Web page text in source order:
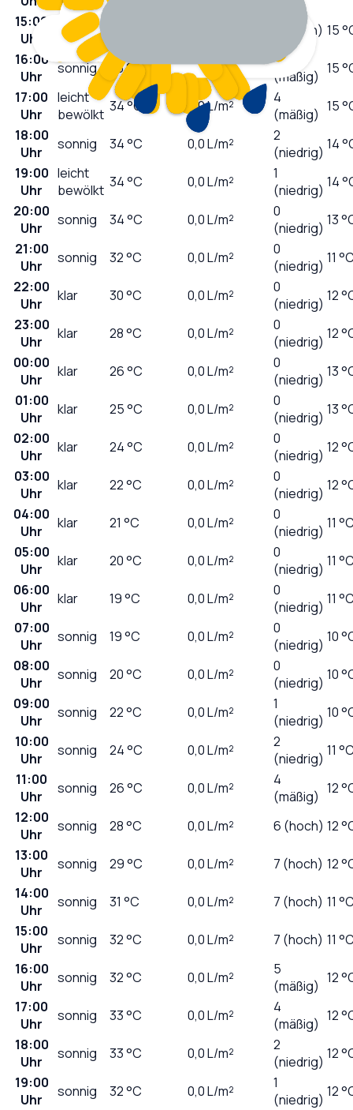
15:00
Uhr
sonnig 7 (hoch) 15
16:00
Uhr
sonnig 33°C 0,0L/m²
5
(mäßig) 15
17:00
Uhr
leicht
bewölkt 34°C 0,0L/m²
4
(mäßig) 15
18:00
Uhr
sonnig 34°C 0,0L/m²
2
(niedrig) 14
19:00
Uhr
leicht
bewölkt 34°C 0,0L/m²
1
(niedrig) 14
20:00
Uhr
sonnig 34°C 0,0L/m²
0
(niedrig) 13
21:00
Uhr
sonnig 32°C 0,0L/m²
0
(niedrig) 11
22:00
Uhr
klar 30°C 0,0L/m²
0
(niedrig) 12
23:00
Uhr
klar 28°C 0,0L/m²
0
(niedrig) 12
00:00
Uhr
klar 26°C 0,0L/m²
0
(niedrig) 13
01:00
Uhr
klar 25°C 0,0L/m²
0
(niedrig) 13
02:00
Uhr
klar 24°C 0,0L/m²
0
(niedrig) 12
03:00
Uhr
klar 22°C 0,0L/m²
0
(niedrig) 12
04:00
Uhr
klar 21 °C 0,0L/m²
0
(niedrig) 11
05:00
Uhr
klar 20°C 0,0L/m²
0
(niedrig) 11
06:00
Uhr
klar 19°C 0,0L/m²
0
(niedrig) 11
07:00
Uhr
sonnig 19°C 0,0L/m²
0
(niedrig) 10
08:00
Uhr
sonnig 20°C 0,0L/m²
0
(niedrig) 10
09:00
Uhr
sonnig 22°C 0,0L/m²
1
(niedrig) 10
10:00
Uhr
sonnig 24°C 0,0L/m²
2
(niedrig) 11
11:00
Uhr
sonnig 26°C 0,0L/m²
4
(mäßig) 12
12:00
Uhr
sonnig 28°C 0,0L/m² 6 (hoch) 12
13:00
Uhr
sonnig 29°C 0,0L/m² 7 (hoch) 12
14:00
Uhr
sonnig 31 °C 0,0L/m² 7 (hoch) 11
15:00
Uhr
sonnig 32°C 0,0L/m² 7 (hoch) 11
16:00
Uhr
sonnig 32°C 0,0L/m²
5
(mäßig) 12
17:00
Uhr
sonnig 33°C 0,0L/m²
4
(mäßig) 12
18:00
Uhr
sonnig 33°C 0,0L/m²
2
(niedrig) 12
19:00
Uhr
sonnig 32°C 0,0L/m²
1
(niedrig) 12